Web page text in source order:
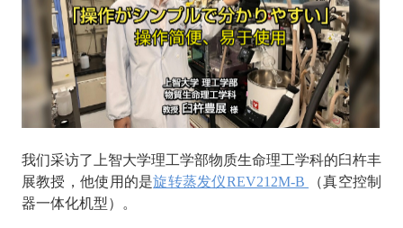
我们采访了上智大学理工学部物质生命理工学科的臼杵丰
展教授，他使用的是旋转蒸发仪REV212M-B
（真空控制
器一体化机型）。